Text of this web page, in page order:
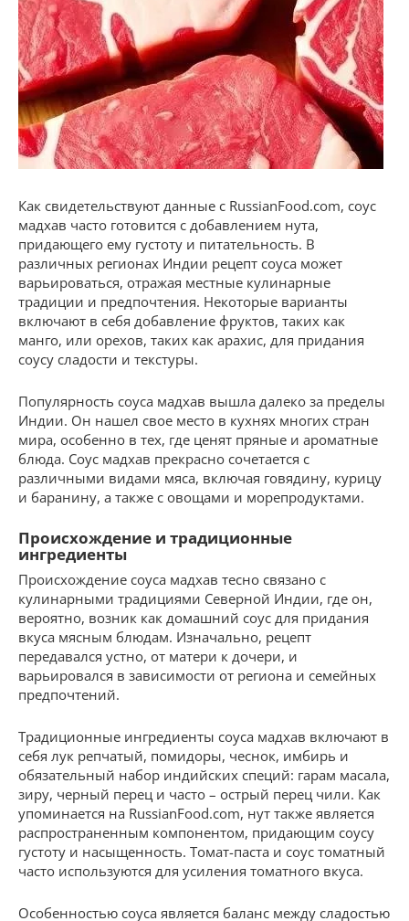
Как свидетельствуют данные с RussianFood.com, соус
мадхав часто готовится с добавлением нута,
придающего ему густоту и питательность. В
различных регионах Индии рецепт соуса может
варьироваться, отражая местные кулинарные
традиции и предпочтения. Некоторые варианты
включают в себя добавление фруктов, таких как
манго, или орехов, таких как арахис, для придания
соусу сладости и текстуры.
Популярность соуса мадхав вышла далеко за пределы
Индии. Он нашел свое место в кухнях многих стран
мира, особенно в тех, где ценят пряные и ароматные
блюда. Соус мадхав прекрасно сочетается с
различными видами мяса, включая говядину, курицу
и баранину, а также с овощами и морепродуктами.
Происхождение и традиционные
ингредиенты
Происхождение соуса мадхав тесно связано с
кулинарными традициями Северной Индии, где он,
вероятно, возник как домашний соус для придания
вкуса мясным блюдам. Изначально, рецепт
передавался устно, от матери к дочери, и
варьировался в зависимости от региона и семейных
предпочтений.
Традиционные ингредиенты соуса мадхав включают в
себя лук репчатый, помидоры, чеснок, имбирь и
обязательный набор индийских специй: гарам масала,
зиру, черный перец и часто – острый перец чили. Как
упоминается на RussianFood.com, нут также является
распространенным компонентом, придающим соусу
густоту и насыщенность. Томат-паста и соус томатный
часто используются для усиления томатного вкуса.
Особенностью соуса является баланс между сладостью